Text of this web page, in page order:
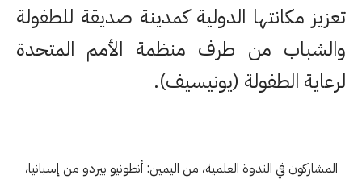
تعزيز مكانتها الدولية كمدينة صديقة للطفولة
والشباب من طرف منظمة الأمم المتحدة
لرعاية الطفولة (يونيسيف).
المشاركون في الندوة العلمية، من اليمين: أنطونيو بيردو من إسبانيا،